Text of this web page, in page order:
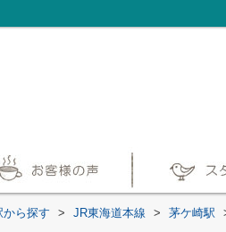
から探す > JR東海道本線 > 茅ケ崎駅